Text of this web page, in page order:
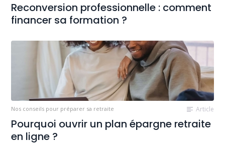
Reconversion professionnelle : comment
financer sa formation ?
Nos conseils pour préparer sa retraite Article
Pourquoi ouvrir un plan épargne retraite
en ligne ?